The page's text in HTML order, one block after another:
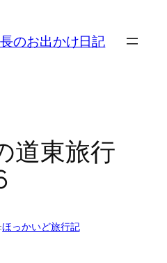
のお出かけ日記
東旅行
ほっかいど旅行記